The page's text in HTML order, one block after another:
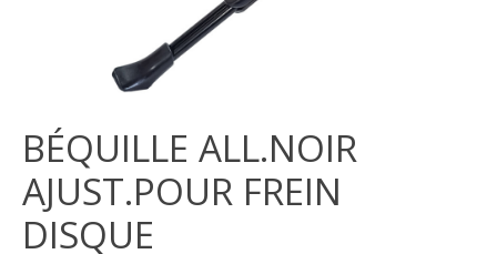
BÉQUILLE ALL.NOIR
AJUST.POUR FREIN
DISQUE